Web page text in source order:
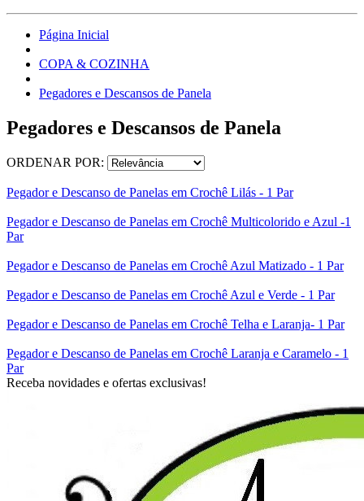
Página Inicial
COPA & COZINHA
Pegadores e Descansos de Panela
Pegadores e Descansos de Panela
ORDENAR POR:
Pegador e Descanso de Panelas em Crochê Lilás - 1 Par
Pegador e Descanso de Panelas em Crochê Multicolorido e Azul -1
Par
Pegador e Descanso de Panelas em Crochê Azul Matizado - 1 Par
Pegador e Descanso de Panelas em Crochê Azul e Verde - 1 Par
Pegador e Descanso de Panelas em Crochê Telha e Laranja- 1 Par
Pegador e Descanso de Panelas em Crochê Laranja e Caramelo - 1
Par
Receba novidades e ofertas exclusivas!